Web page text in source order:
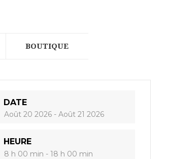
BOUTIQUE
DATE
Août 20 2026 - Août 21 2026
HEURE
8 h 00 min - 18 h 00 min